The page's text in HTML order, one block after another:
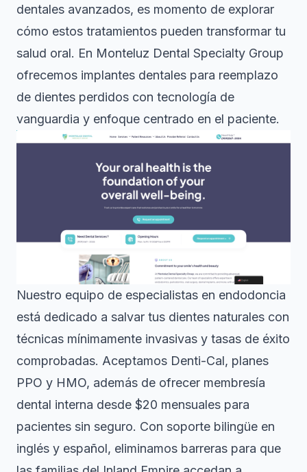
dentales avanzados, es momento de explorar
cómo estos tratamientos pueden transformar tu
salud oral. En Monteluz Dental Specialty Group
ofrecemos implantes dentales para reemplazo
de dientes perdidos con tecnología de
vanguardia y enfoque centrado en el paciente.
Nuestro equipo de especialistas en endodoncia
está dedicado a salvar tus dientes naturales con
técnicas mínimamente invasivas y tasas de éxito
comprobadas. Aceptamos Denti-Cal, planes
PPO y HMO, además de ofrecer membresía
dental interna desde $20 mensuales para
pacientes sin seguro. Con soporte bilingüe en
inglés y español, eliminamos barreras para que